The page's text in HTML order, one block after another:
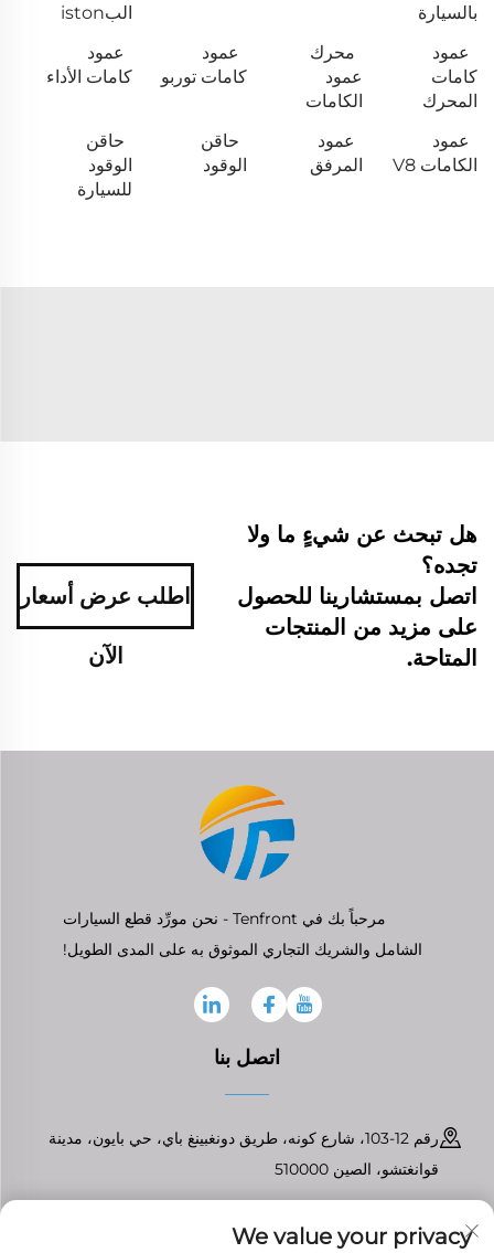
بالسيارة
البiston
عمود
كامات
المحرك
محرك
عمود
الكامات
عمود
كامات توربو
عمود
كامات الأداء
عمود
الكامات V8
عمود
المرفق
حاقن
الوقود
حاقن
الوقود
للسيارة
هل تبحث عن شيءٍ ما ولا
تجده؟
اتصل بمستشارينا للحصول
على مزيد من المنتجات
المتاحة.
اطلب عرض أسعار
الآن
مرحباً بك في Tenfront - نحن مورِّد قطع السيارات
الشامل والشريك التجاري الموثوق به على المدى الطويل!
اتصل بنا
رقم 12-103، شارع كونه، طريق دونغبينغ باي، حي بايون، مدينة
قوانغتشو، الصين 510000
We value your privacy